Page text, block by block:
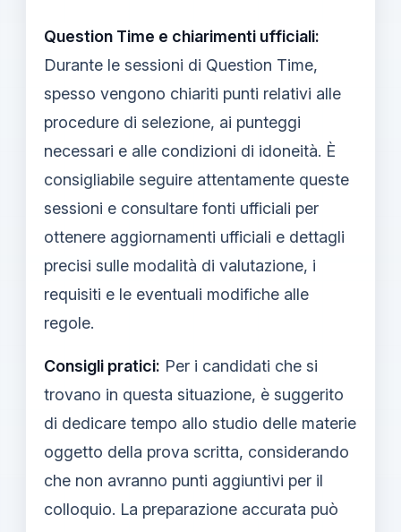
Question Time e chiarimenti ufficiali:
Durante le sessioni di Question Time,
spesso vengono chiariti punti relativi alle
procedure di selezione, ai punteggi
necessari e alle condizioni di idoneità. È
consigliabile seguire attentamente queste
sessioni e consultare fonti ufficiali per
ottenere aggiornamenti ufficiali e dettagli
precisi sulle modalità di valutazione, i
requisiti e le eventuali modifiche alle
regole.
Consigli pratici: Per i candidati che si
trovano in questa situazione, è suggerito
di dedicare tempo allo studio delle materie
oggetto della prova scritta, considerando
che non avranno punti aggiuntivi per il
colloquio. La preparazione accurata può